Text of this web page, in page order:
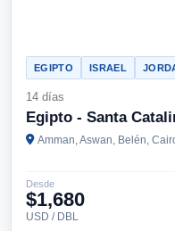
EGIPTO ISRAEL
14 días
Egipto - Santa
Amman, Aswan, Belén,
Desde
$1,680
USD / DBL